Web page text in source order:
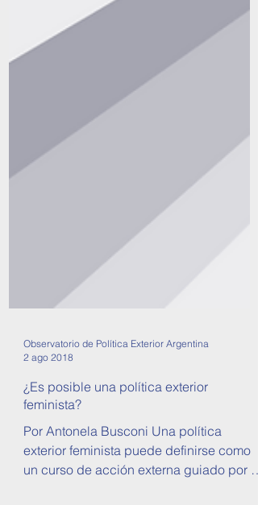
Observatorio de Política Exterior Argentina
¿Es posible una política exterior